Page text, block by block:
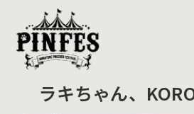
ラキちゃん、